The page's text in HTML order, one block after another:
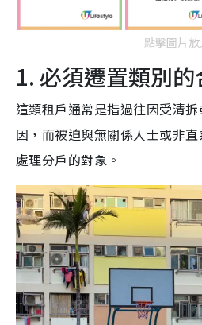
點擊圖片放
1. 必須遷置類別的
這類租戶通常是指過往因受清
因，而被迫與無關係人士或非
處理分戶的對象。